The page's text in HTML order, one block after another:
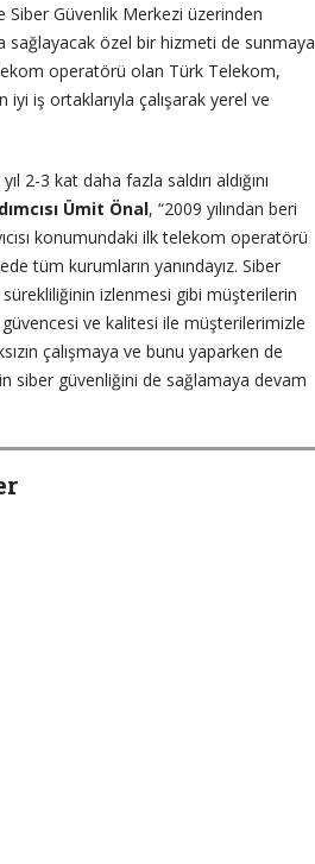
Siber Güvenlik Merkezi üzerinden
sağlayacak özel bir hizmeti de sunmaya
operatörü olan Türk Telekom,
iş ortaklarıyla çalışarak yerel ve
2-3 kat daha fazla saldırı aldığını
Ümit Önal, “2009 yılından beri
konumundaki ilk telekom operatörü
tüm kurumların yanındayız. Siber
izlenmesi gibi müşterilerin
ve kalitesi ile müşterilerimizle
çalışmaya ve bunu yaparken de
siber güvenliğini de sağlamaya devam